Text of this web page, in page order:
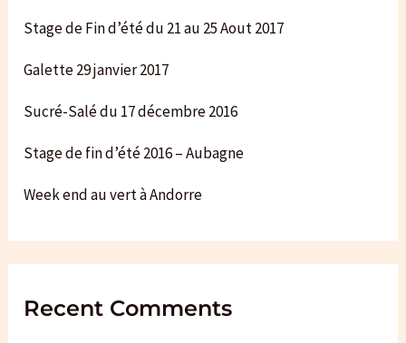
Stage de Fin d’été du 21 au 25 Aout 2017
Galette 29 janvier 2017
Sucré-Salé du 17 décembre 2016
Stage de fin d’été 2016 – Aubagne
Week end au vert à Andorre
Recent Comments